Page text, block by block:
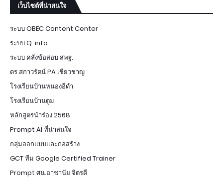
เว็บไซต์ที่น่าสนใจ
ระบบ OBEC Content Center
ระบบ Q-info
ระบบ คลังข้อสอบ สพฐ.
ดร.สกาวรัตน์ PA เชี่ยวชาญ
โรงเรียนบ้านหนองอีดำ
โรงเรียนบ้านตูม
หลักสูตรนำร่อง 2568
Prompt AI ที่น่าสนใจ
กลุ่มออกแบบและก่อสร้าง
GCT ทีม Google Certified Trainer
Prompt ศน.อาชานัย จิตรดี